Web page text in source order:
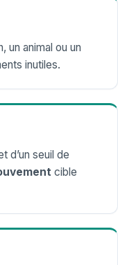
un animal ou un
inutiles.
d’un seuil de
cible